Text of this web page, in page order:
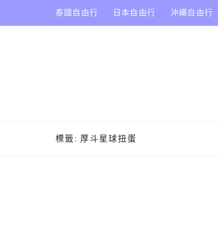
content
泰國自由行 日本自由行 沖繩自由行
標籤: 厚斗星球扭蛋